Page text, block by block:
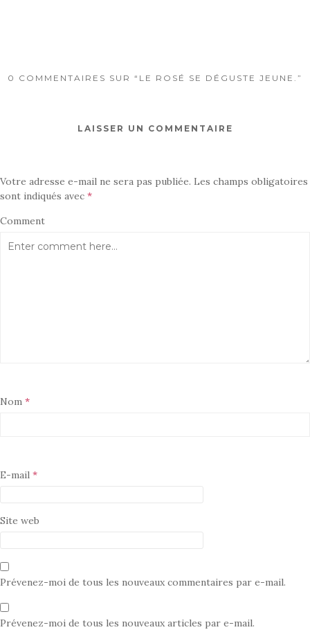
0 COMMENTAIRES SUR “LE ROSÉ SE DÉGUSTE JEUNE.”
LAISSER UN COMMENTAIRE
Votre adresse e-mail ne sera pas publiée. Les champs obligatoires
sont indiqués avec *
Comment
Nom *
E-mail *
Site web
Prévenez-moi de tous les nouveaux commentaires par e-mail.
Prévenez-moi de tous les nouveaux articles par e-mail.